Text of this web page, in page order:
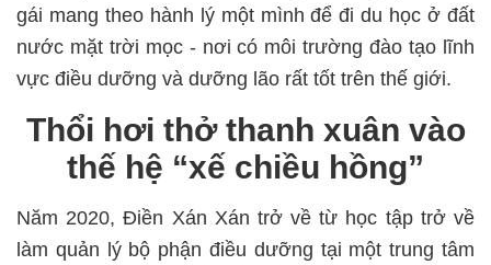
gái mang theo hành lý một mình để đi du học ở đất
nước mặt trời mọc - nơi có môi trường đào tạo lĩnh
vực điều dưỡng và dưỡng lão rất tốt trên thế giới.
Thổi hơi thở thanh xuân vào
thế hệ “xế chiều hồng”
Năm 2020, Điền Xán Xán trở về từ học tập trở về
làm quản lý bộ phận điều dưỡng tại một trung tâm